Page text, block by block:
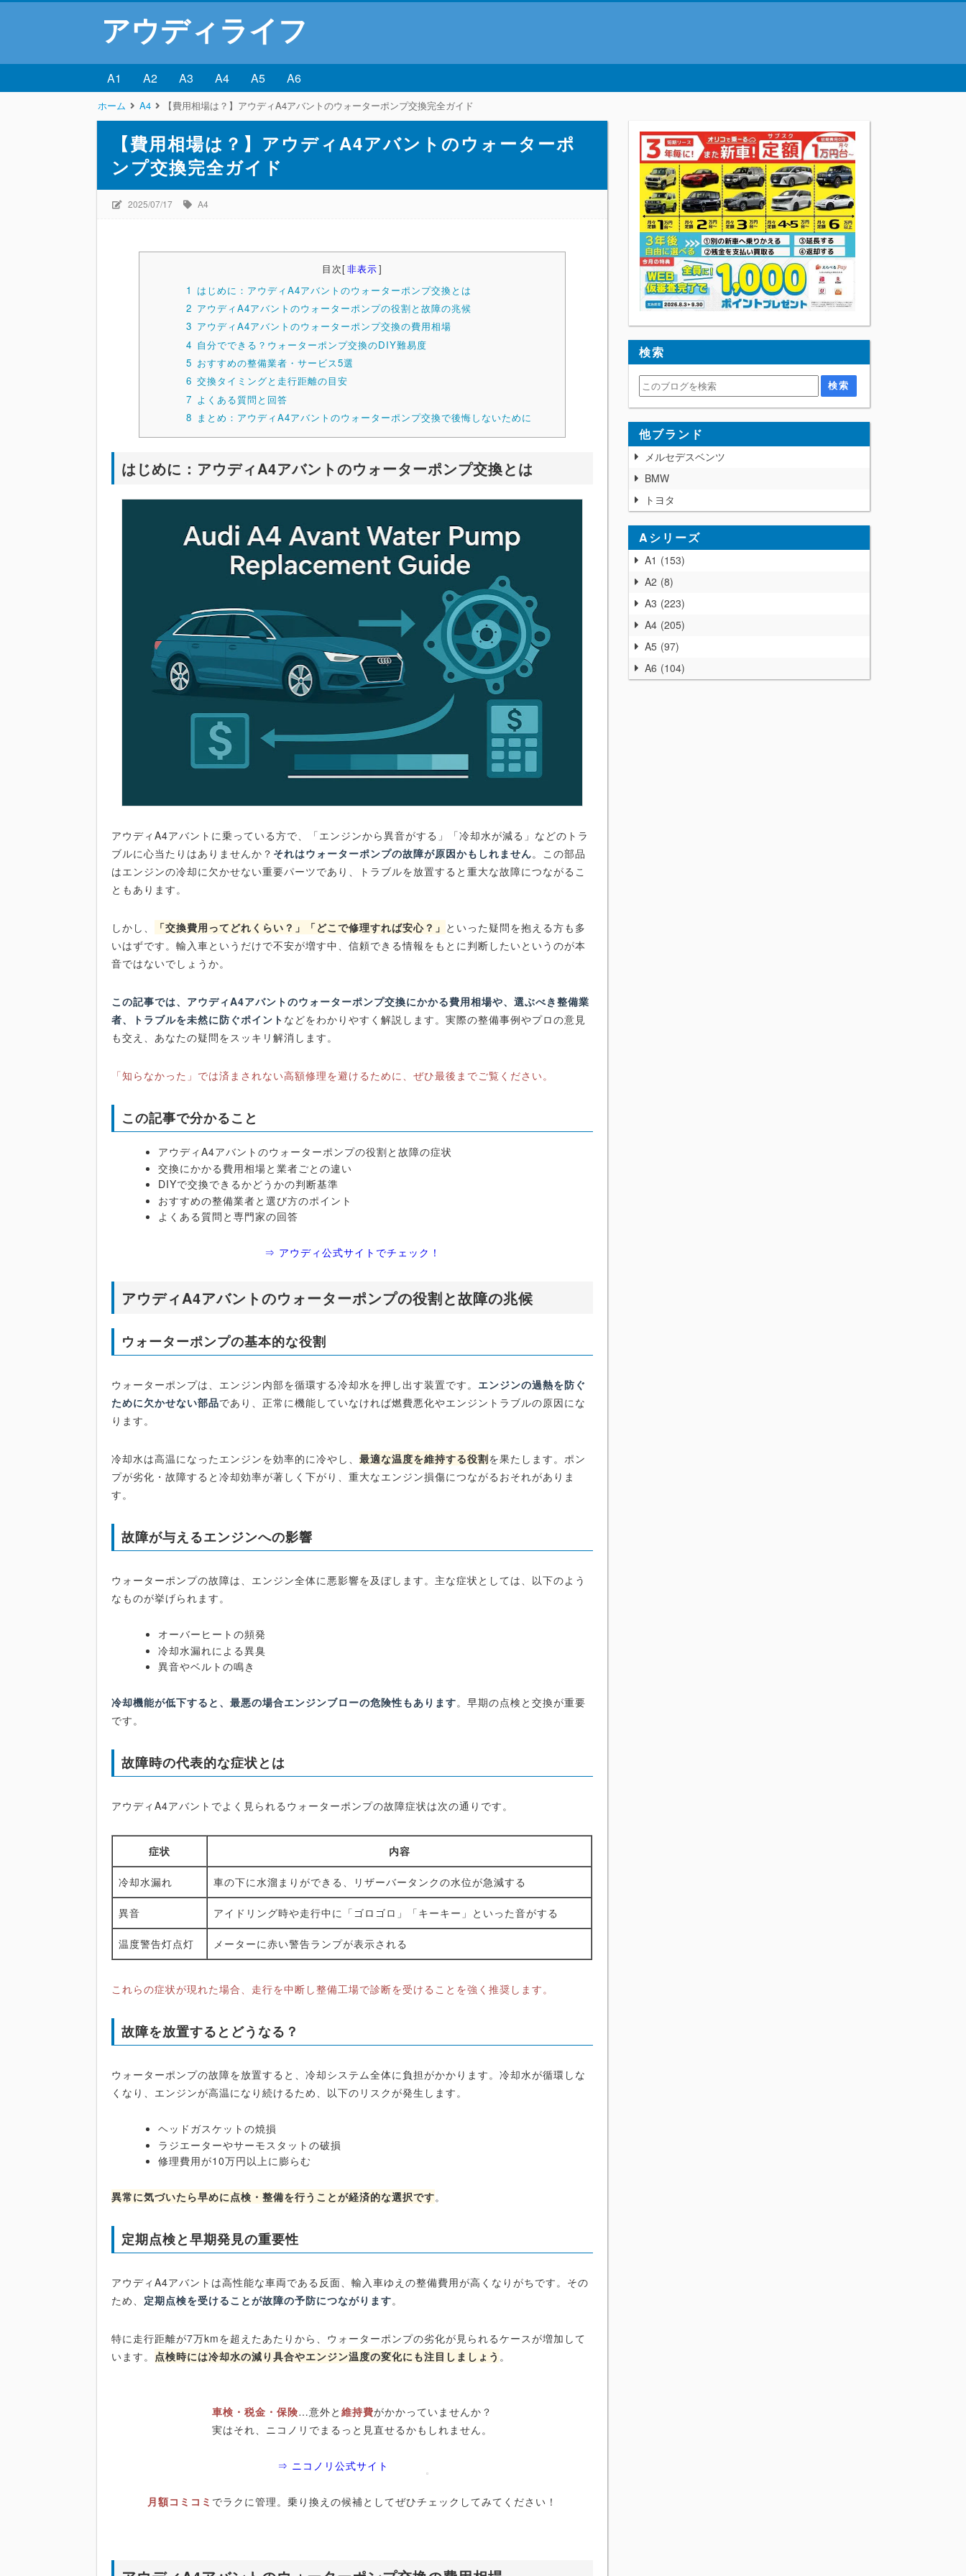
アウディライフ
A1 A2 A3 A4 A5 A6
ホーム A4 【費用相場は？】アウディA4アバントのウォーターポンプ交換完全ガイド
【費用相場は？】アウディA4アバントのウォーターポ
ンプ交換完全ガイド
2025/07/17 A4
目次[非表示]
1 はじめに：アウディA4アバントのウォーターポンプ交換とは
2 アウディA4アバントのウォーターポンプの役割と故障の兆候
3 アウディA4アバントのウォーターポンプ交換の費用相場
4 自分でできる？ウォーターポンプ交換のDIY難易度
5 おすすめの整備業者・サービス5選
6 交換タイミングと走行距離の目安
7 よくある質問と回答
8 まとめ：アウディA4アバントのウォーターポンプ交換で後悔しないために
はじめに：アウディA4アバントのウォーターポンプ交換とは
アウディA4アバントに乗っている方で、「エンジンから異音がする」「冷却水が減る」などのトラ
ブルに心当たりはありませんか？ それはウォーターポンプの故障が原因かもしれません。この部品
はエンジンの冷却に欠かせない重要パーツであり、トラブルを放置すると重大な故障につながるこ
ともあります。
しかし、 「交換費用ってどれくらい？」「どこで修理すれば安心？」 といった疑問を抱える方も多
いはずです。輸入車というだけで不安が増す中、信頼できる情報をもとに判断したいというのが本
音ではないでしょうか。
この記事では、アウディA4アバントのウォーターポンプ交換にかかる費用相場や、選ぶべき整備業
者、トラブルを未然に防ぐポイント などをわかりやすく解説します。実際の整備事例やプロの意見
も交え、あなたの疑問をスッキリ解消します。
「知らなかった」では済まされない高額修理を避けるために、ぜひ最後までご覧ください。
この記事で分かること
アウディA4アバントのウォーターポンプの役割と故障の症状
交換にかかる費用相場と業者ごとの違い
DIYで交換できるかどうかの判断基準
おすすめの整備業者と選び方のポイント
よくある質問と専門家の回答
⇒ アウディ公式サイトでチェック！
アウディA4アバントのウォーターポンプの役割と故障の兆候
ウォーターポンプの基本的な役割
ウォーターポンプは、エンジン内部を循環する冷却水を押し出す装置です。 エンジンの過熱を防ぐ
ために欠かせない部品であり、正常に機能していなければ燃費悪化やエンジントラブルの原因にな
ります。
冷却水は高温になったエンジンを効率的に冷やし、最適な温度を維持する役割を果たします。ポン
プが劣化・故障すると冷却効率が著しく下がり、重大なエンジン損傷につながるおそれがありま
す。
故障が与えるエンジンへの影響
ウォーターポンプの故障は、エンジン全体に悪影響を及ぼします。主な症状としては、以下のよう
なものが挙げられます。
オーバーヒートの頻発
冷却水漏れによる異臭
異音やベルトの鳴き
冷却機能が低下すると、最悪の場合エンジンブローの危険性もあります。早期の点検と交換が重要
です。
故障時の代表的な症状とは
アウディA4アバントでよく見られるウォーターポンプの故障症状は次の通りです。
症状 内容
冷却水漏れ 車の下に水溜まりができる、リザーバータンクの水位が急減する
異音 アイドリング時や走行中に「ゴロゴロ」「キーキー」といった音がする
温度警告灯点灯 メーターに赤い警告ランプが表示される
これらの症状が現れた場合、走行を中断し整備工場で診断を受けることを強く推奨します。
故障を放置するとどうなる？
ウォーターポンプの故障を放置すると、冷却システム全体に負担がかかります。冷却水が循環しな
くなり、エンジンが高温になり続けるため、以下のリスクが発生します。
ヘッドガスケットの焼損
ラジエーターやサーモスタットの破損
修理費用が10万円以上に膨らむ
異常に気づいたら早めに点検・整備を行うことが経済的な選択です。
定期点検と早期発見の重要性
アウディA4アバントは高性能な車両である反面、輸入車ゆえの整備費用が高くなりがちです。その
ため、 定期点検を受けることが故障の予防につながります。
特に走行距離が7万kmを超えたあたりから、ウォーターポンプの劣化が見られるケースが増加して
います。 点検時には冷却水の減り具合やエンジン温度の変化にも注目しましょう 。
車検・税金・保険…意外と 維持費がかかっていませんか？
実はそれ、ニコノリでまるっと見直せるかもしれません。
⇒ ニコノリ公式サイト
月額コミコミ でラクに管理。乗り換えの候補としてぜひチェックしてみてください！
検索
他ブランド
メルセデスベンツ
BMW
トヨタ
Aシリーズ
A1
153
A2 8
A3 223
A4 205
A5 97
A6 104